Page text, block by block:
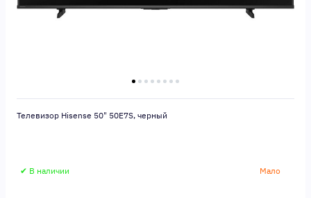
Телевизор Hisense 50" 50E7S, черный
✔ В наличии Мало